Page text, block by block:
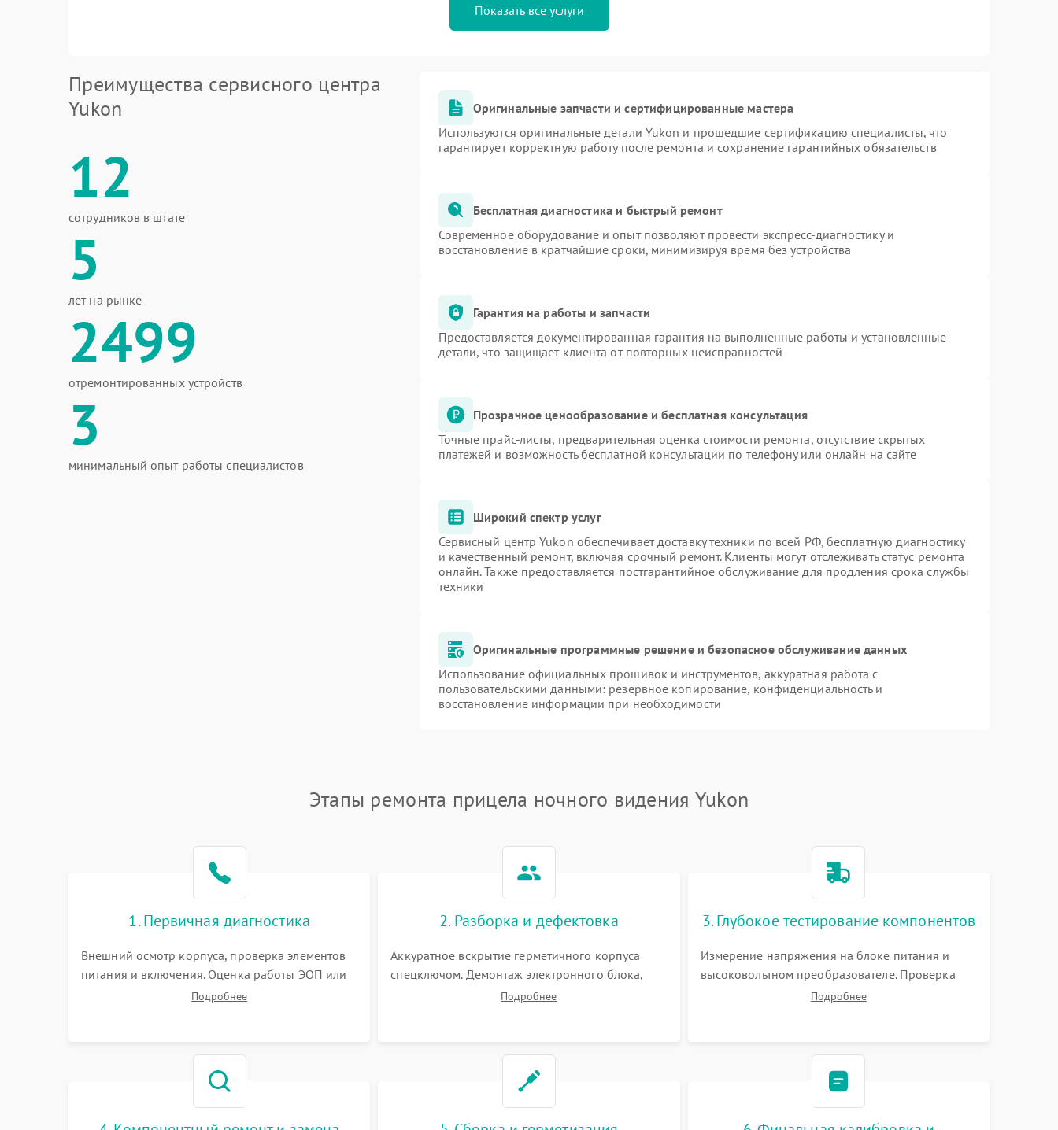
Показать все услуги
Преимущества сервисного центра
Yukon
12
сотрудников в штате
5
лет на рынке
2499
отремонтированных устройств
3
минимальный опыт работы специалистов
Оригинальные запчасти и сертифицированные мастера
Используются оригинальные детали Yukon и прошедшие сертификацию специалисты, что
гарантирует корректную работу после ремонта и сохранение гарантийных обязательств
Бесплатная диагностика и быстрый ремонт
Современное оборудование и опыт позволяют провести экспресс-диагностику и
восстановление в кратчайшие сроки, минимизируя время без устройства
Гарантия на работы и запчасти
Предоставляется документированная гарантия на выполненные работы и установленные
детали, что защищает клиента от повторных неисправностей
Прозрачное ценообразование и бесплатная консультация
Точные прайс-листы, предварительная оценка стоимости ремонта, отсутствие скрытых
платежей и возможность бесплатной консультации по телефону или онлайн на сайте
Широкий спектр услуг
Сервисный центр Yukon обеспечивает доставку техники по всей РФ, бесплатную диагностику
и качественный ремонт, включая срочный ремонт. Клиенты могут отслеживать статус ремонта
онлайн. Также предоставляется постгарантийное обслуживание для продления срока службы
техники
Оригинальные программные решение и безопасное обслуживание данных
Использование официальных прошивок и инструментов, аккуратная работа с
пользовательскими данными: резервное копирование, конфиденциальность и
восстановление информации при необходимости
Этапы ремонта прицела ночного видения Yukon
1. Первичная диагностика
Внешний осмотр корпуса, проверка элементов
питания и включения. Оценка работы ЭОП или
цифровой матрицы, проверка встроенной ИК-
Подробнее
2. Разборка и дефектовка
Аккуратное вскрытие герметичного корпуса
спецключом. Демонтаж электронного блока,
высоковольтного преобразователя и
Подробнее
3. Глубокое тестирование компонентов
Измерение напряжения на блоке питания и
высоковольтном преобразователе. Проверка
электронно-оптического преобразователя (ЭОП)
Подробнее